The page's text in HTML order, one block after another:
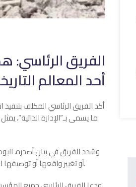
الفريق الرئاسي:
أحد المعالم
ما يسمى بـ”الإدارة الذاتية”،
وشدد الفريق في بيان أصدره،
أو تغيير واقعها أو توصيفها القانوني والإداري أو إجراء أي تعديلات عليها خارج الأطر القانونية ومؤسسات الدولة المختصة.